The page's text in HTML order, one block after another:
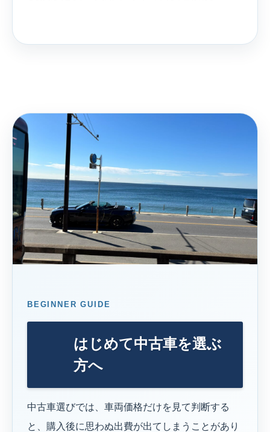
BEGINNER GUIDE
はじめて中古車を選ぶ
方へ
中古車選びでは、車両価格だけを見て判断する
と、購入後に思わぬ出費が出てしまうことがあり